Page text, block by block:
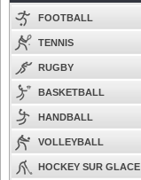
FOOTBALL
TENNIS
RUGBY
BASKETBALL
HANDBALL
VOLLEYBALL
HOCKEY SUR GLACE